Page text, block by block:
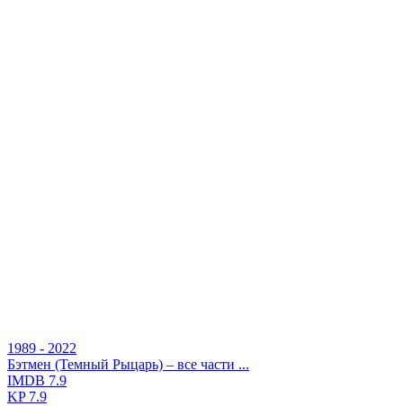
1989 - 2022
Бэтмен (Темный Рыцарь) – все части ...
IMDB 7.9
KP7.9